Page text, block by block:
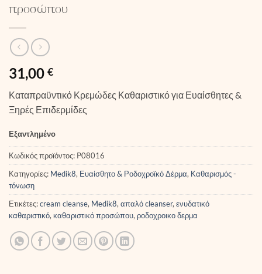
προσώπου
31,00 €
Καταπραϋντικό Κρεμώδες Καθαριστικό για Ευαίσθητες &
Ξηρές Επιδερμίδες
Εξαντλημένο
Κωδικός προϊόντος: P08016
Κατηγορίες: Medik8, Ευαίσθητο & Ροδοχροϊκό Δέρμα, Καθαρισμός -
τόνωση
Ετικέτες:cream cleanse, Medik8, απαλό cleanser, ενυδατικό
καθαριστικό, καθαριστικό προσώπου, ροδοχροικο δερμα